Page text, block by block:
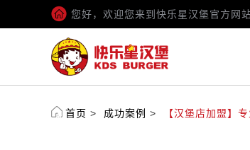
您好，欢迎您来到快乐星汉堡官方网
首页 > 成功案例 > 【汉堡店加盟】